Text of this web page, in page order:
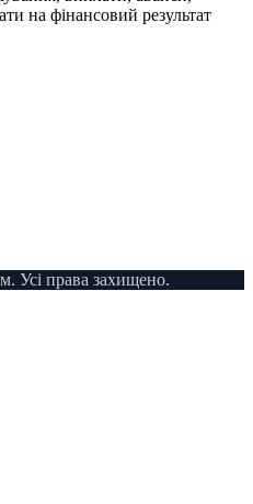
на фінансовий результат
Усі права захищено.